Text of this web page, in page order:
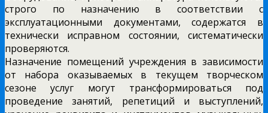
строго по назначению в соответствии с
эксплуатационными документами, содержатся в
технически исправном состоянии, систематически
проверяются.
Назначение помещений учреждения в зависимости
от набора оказываемых в текущем творческом
сезоне услуг могут трансформироваться под
проведение занятий, репетиций и выступлений,